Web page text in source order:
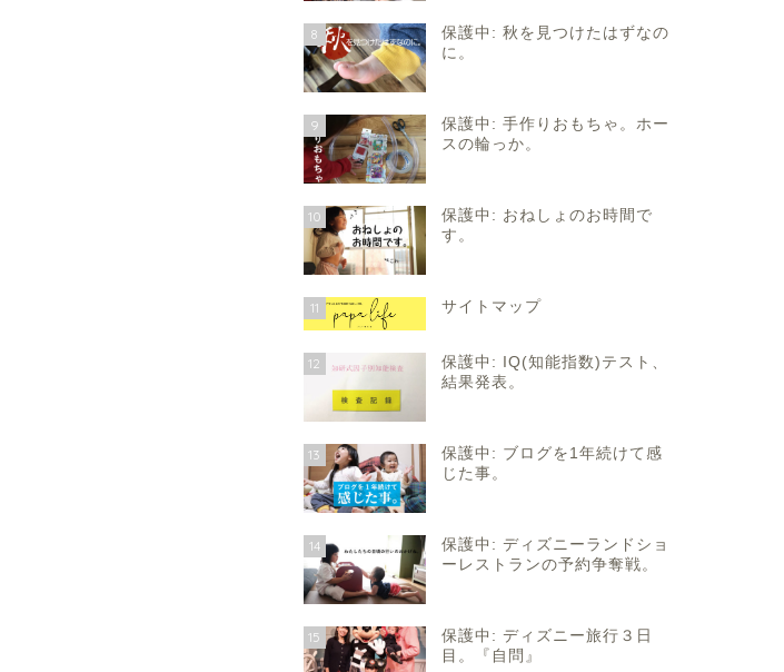
8
保護中: 秋を見つけたはずなの
に。
9
保護中: 手作りおもちゃ。ホー
スの輪っか。
10
保護中: おねしょのお時間で
す。
11 サイトマップ
12
保護中: IQ(知能指数)テスト、
結果発表。
13
保護中: ブログを1年続けて感
じた事。
14
保護中: ディズニーランドショ
ーレストランの予約争奪戦。
15
保護中: ディズニー旅行３日
目。『自問』